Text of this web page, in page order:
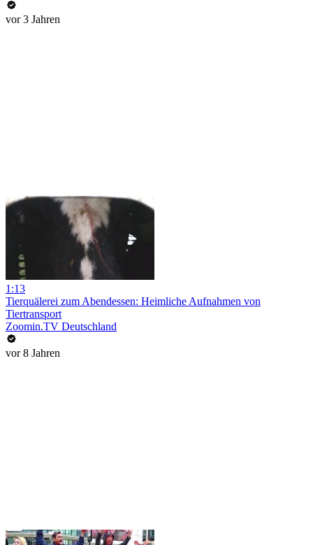
vor 3 Jahren
1:13
Tierquälerei zum Abendessen: Heimliche Aufnahmen von
Tiertransport
Zoomin.TV Deutschland
vor 8 Jahren